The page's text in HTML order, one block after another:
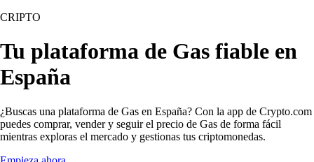
CRIPTO
Tu plataforma de Gas fiable en
España
¿Buscas una plataforma de Gas en España? Con la app de Crypto.com
puedes comprar, vender y seguir el precio de Gas de forma fácil
mientras exploras el mercado y gestionas tus criptomonedas.